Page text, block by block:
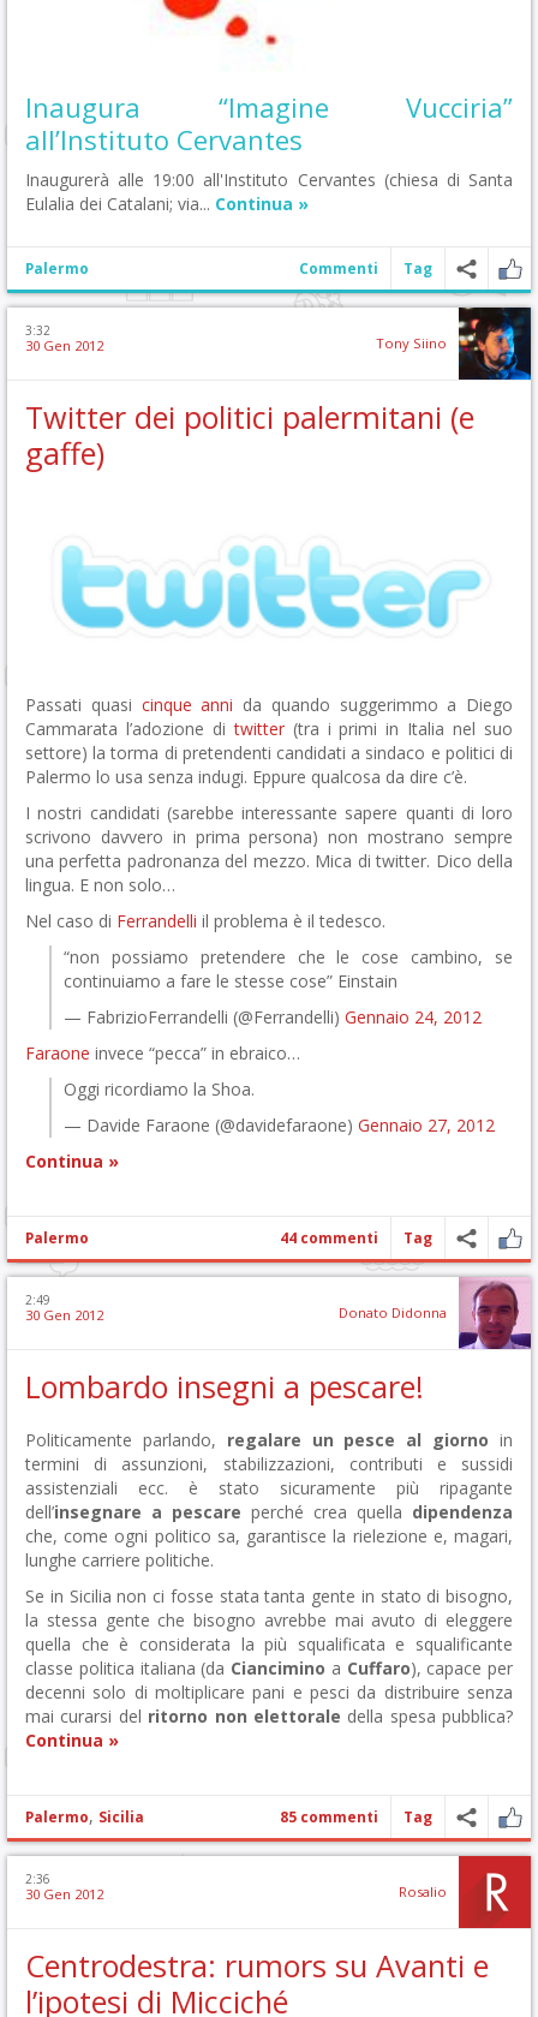
Inaugura “Imagine Vucciria”
all’Instituto Cervantes
Inaugurerà alle 19:00 all'Instituto Cervantes (chiesa di Santa
Eulalia dei Catalani; via... Continua »
Palermo Commenti Tag
3:32
30 Gen 2012 Tony Siino
Twitter dei politici palermitani (e
gaffe)
Passati quasi cinque anni da quando suggerimmo a Diego
Cammarata l’adozione ditwitter(tra i primi in Italia nel suo
settore) la torma di pretendenti candidati a sindaco e politici di
Palermo lo usa senza indugi. Eppure qualcosa da dire c’è.
I nostri candidati (sarebbe interessante sapere quanti di loro
scrivono davvero in prima persona) non mostrano sempre
una perfetta padronanza del mezzo. Mica di twitter. Dico della
lingua. E non solo…
Nel caso di Ferrandelli il problema è il tedesco.
“non possiamo pretendere che le cose cambino, se
continuiamo a fare le stesse cose” Einstain
— FabrizioFerrandelli (@Ferrandelli) Gennaio 24, 2012
Faraone invece “pecca” in ebraico…
Oggi ricordiamo la Shoa.
— Davide Faraone (@davidefaraone) Gennaio 27, 2012
Continua »
Palermo 44 commenti Tag
2:49
30 Gen 2012 Donato Didonna
Lombardo insegni a pescare!
Politicamente parlando, regalare un pesce al giorno in
termini di assunzioni, stabilizzazioni, contributi e sussidi
assistenziali ecc. è stato sicuramente più ripagante
dell’insegnare a pescare perché crea quella dipendenza
che, come ogni politico sa, garantisce la rielezione e, magari,
lunghe carriere politiche.
Se in Sicilia non ci fosse stata tanta gente in stato di bisogno,
la stessa gente che bisogno avrebbe mai avuto di eleggere
quella che è considerata la più squalificata e squalificante
classe politica italiana (da Ciancimino a Cuffaro), capace per
decenni solo di moltiplicare pani e pesci da distribuire senza
mai curarsi del ritorno non elettorale della spesa pubblica?
Continua »
Palermo, Sicilia 85 commenti Tag
2:36
30 Gen 2012 Rosalio
Centrodestra: rumors su Avanti e
l’ipotesi di Micciché